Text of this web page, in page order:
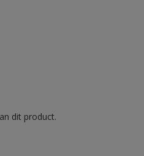
dit product.